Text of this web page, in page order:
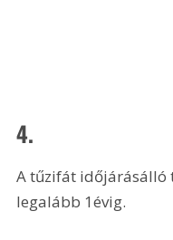
4.
A tűzifát
legalább 1évig.